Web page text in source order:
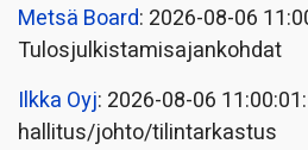
Metsä Board: 2026-08-06
Tulosjulkistamisajankohdat
Ilkka Oyj: 2026-08-06
hallitus/johto/tilintarkastus